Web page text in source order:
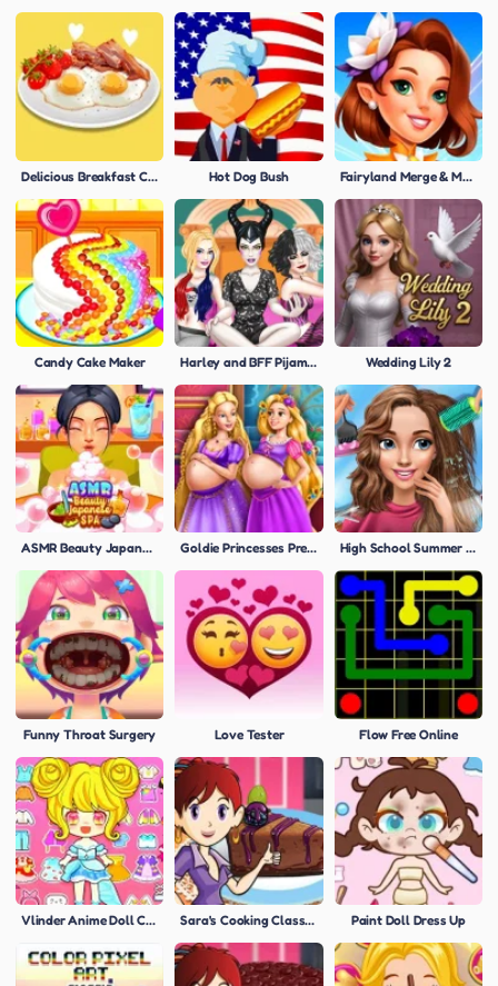
Delicious Breakfast Cooking Hot Dog Bush Fairyland Merge & Magic
Candy Cake Maker Harley and BFF Pijama Party Wedding Lily 2
ASMR Beauty Japanese Spa Goldie Princesses Pregnant BFFs High School Summer Crush Date
Funny Throat Surgery Love Tester Flow Free Online
Vlinder Anime Doll Creator Sara's Cooking Class: Blackberry Cheesecake Paint Doll Dress Up